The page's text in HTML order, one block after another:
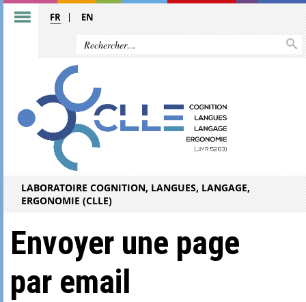
FR EN
LABORATOIRE COGNITION, LANGUES, LANGAGE,
ERGONOMIE (CLLE)
Envoyer une page
par email